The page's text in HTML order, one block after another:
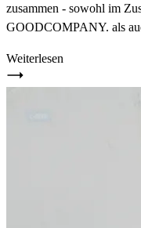
zusammen - sowohl im
GOODCOMPANY. als
Weiterlesen